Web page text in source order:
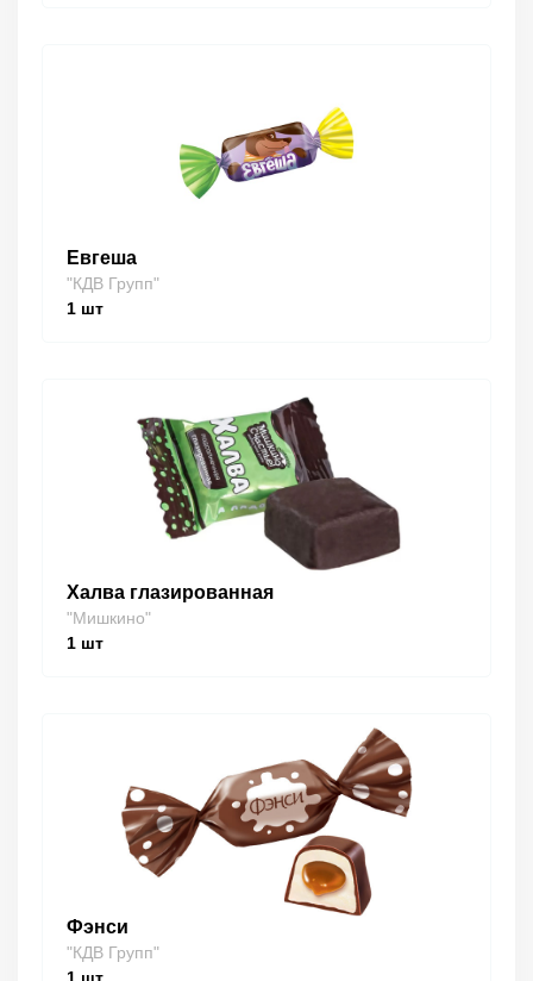
Евгеша
"КДВ Групп"
1 шт
Халва глазированная
"Мишкино"
1 шт
Фэнси
"КДВ Групп"